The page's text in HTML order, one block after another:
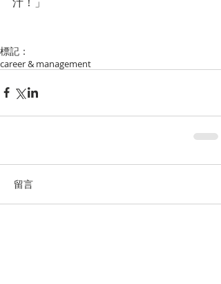
標記：
career & management
留言